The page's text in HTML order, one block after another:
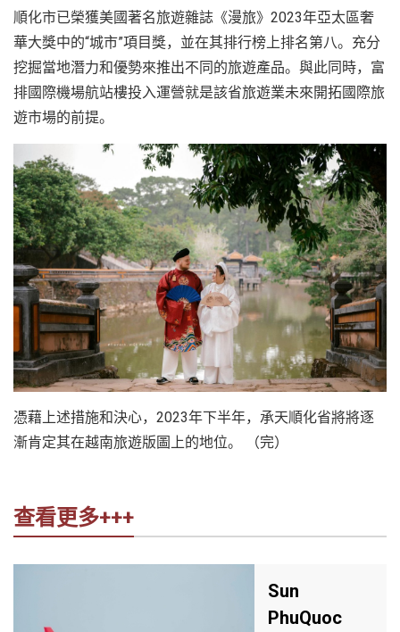
順化市已榮獲美國著名旅遊雜誌《漫旅》2023年亞太區奢
華大獎中的“城市”項目獎，並在其排行榜上排名第八。充分
挖掘當地潛力和優勢來推出不同的旅遊產品。與此同時，富
排國際機場航站樓投入運營就是該省旅遊業未來開拓國際旅
遊市場的前提。
憑藉上述措施和決心，2023年下半年，承天順化省將將逐
漸肯定其在越南旅遊版圖上的地位。 （完）
查看更多+++
Sun
PhuQuoc